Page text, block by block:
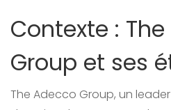
Contexte :
Group et ses
The Adecco Group, un